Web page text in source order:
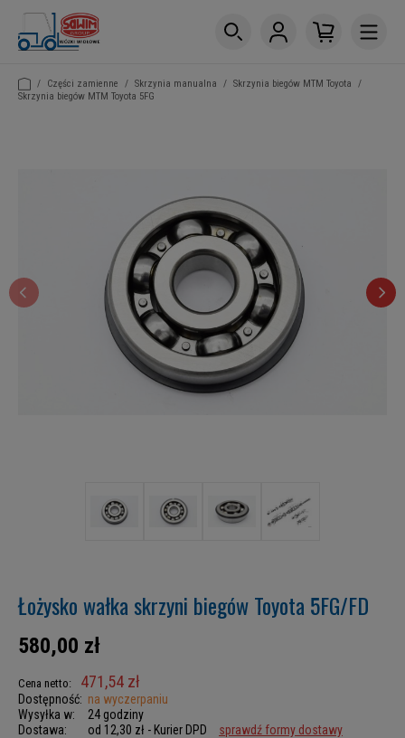
/ Części zamienne / Skrzynia manualna / Skrzynia biegów MTM Toyota
/
Skrzynia biegów MTM Toyota 5FG
Łożysko wałka skrzyni biegów Toyota 5FG/FD
580,00 zł
Cena netto: 471,54 zł
Dostępność: na wyczerpaniu
Wysyłka w:
24 godziny
Dostawa:
od 12,30 zł - Kurier DPD sprawdź formy dostawy